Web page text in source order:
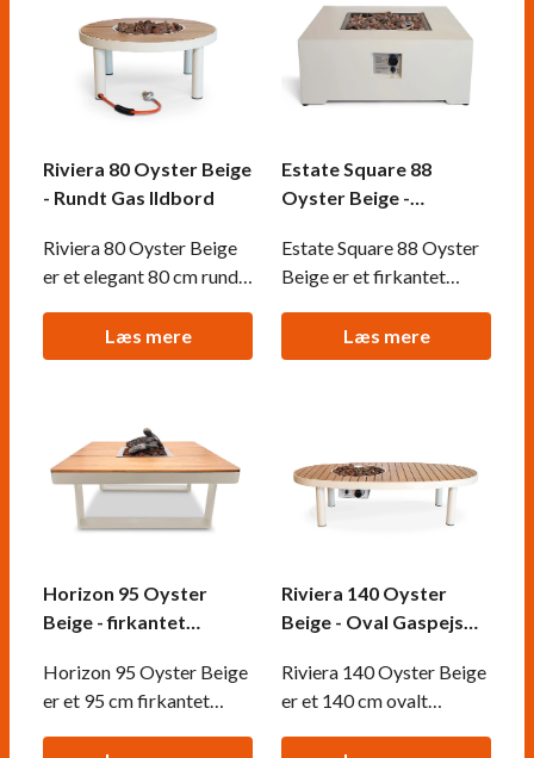
Riviera 80 Oyster Beige
- Rundt Gas Ildbord
Riviera 80 Oyster Beige
er et elegant 80 cm rundt
Cocooning, færdiggjort
med en førsteklasses
aluminiumsramme. Med
en kraftig varmeeffekt på
8,5 kW og naturlige
lavasten skaber det
Læs mere
Estate Square 88
Oyster Beige -
Ildbord
Estate Square 88 Oyster
Beige er et firkantet
komposit fra Happy
Cocooning med en glat
blokformet design giver
det effektiv udendørs
varme og fungerer som et
Læs mere
Horizon 95 Oyster
Beige - firkantet
Horizon 95 Oyster Beige
er et 95 cm firkantet
Riviera 140 Oyster
Beige - Oval Gaspejs
Riviera 140 Oyster Beige
er et 140 cm ovalt